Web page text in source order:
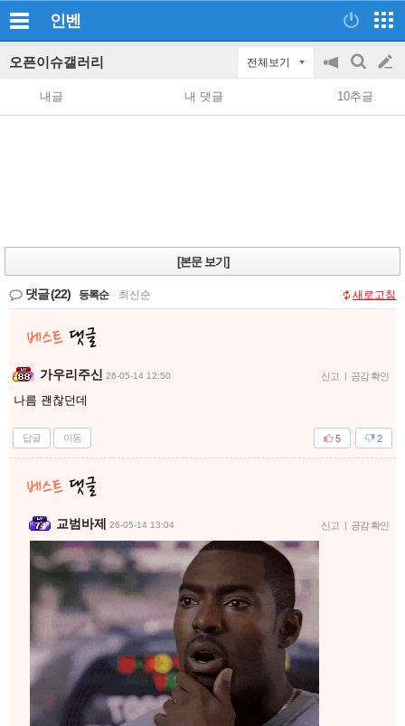
인벤
오픈이슈갤러리 전체보기
공
지
on/off
검
색
글
쓰
내글 내 댓글 10추글
[본문 보기]
댓글(22) 등록순 최신순 새로고침
가우리주신 26-05-14 12:50 신고 | 공감 확인
나름 괜찮던데
답글 이동 2
5
교범바제 26-05-14 13:04 신고 | 공감 확인